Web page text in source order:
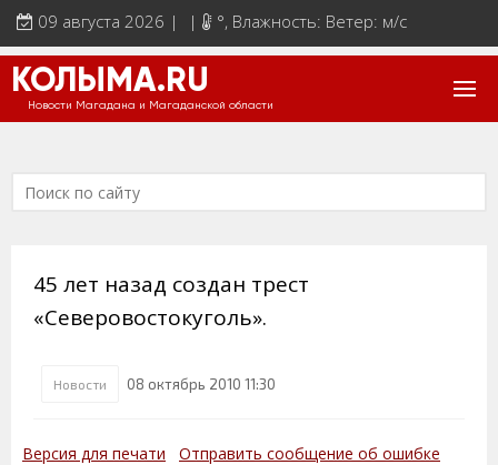
09 августа 2026 | | °, Влажность: Ветер: м/с
КОЛЫМА.RU
Новости Магадана и Магаданской области
45 лет назад создан трест
«Северовостокуголь».
Новости 08 октябрь 2010 11:30
Версия для печати Отправить сообщение об ошибке